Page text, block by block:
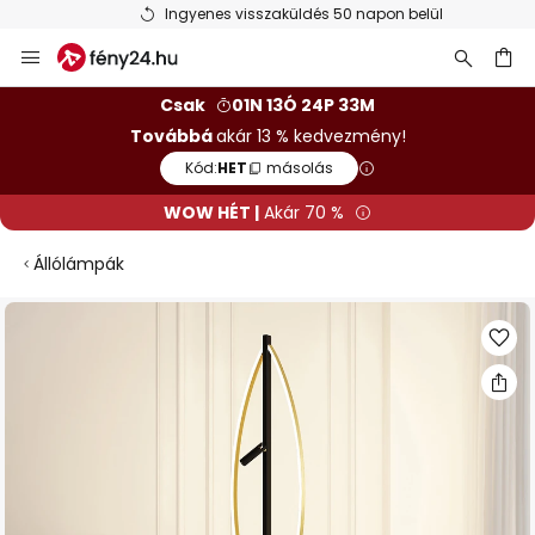
Ingyenes visszaküldés 50 napon belül
Ugrás
a
Csak
01N 13Ó 24P 33M
Továbbáakár 13 % kedvezmény!
Kód:HET másolás
WOW HÉT | Akár 70 %
Állólámpák
Ugrás